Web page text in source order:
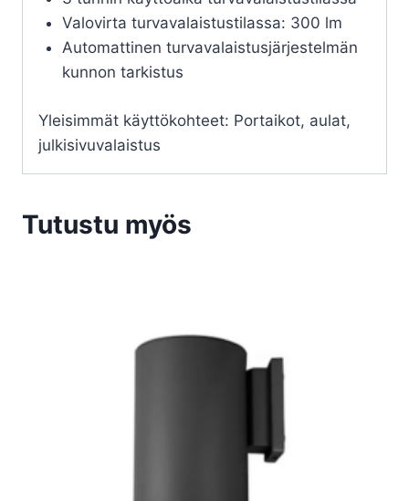
Valovirta turvavalaistustilassa: 300 lm
Automattinen turvavalaistusjärjestelmän
kunnon tarkistus
Yleisimmät käyttökohteet: Portaikot, aulat,
julkisivuvalaistus
Tutustu myös